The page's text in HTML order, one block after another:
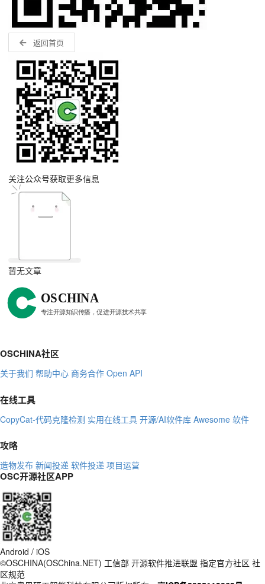
返回首页
关注公众号获取更多信息
暂无文章
OSCHINA社区
关于我们 帮助中心 商务合作 Open API
在线工具
CopyCat-代码克隆检测 实用在线工具 开源/AI软件库 Awesome 软件
攻略
造物发布 新闻投递 软件投递 项目运营
OSC开源社区APP
Android / iOS
©OSCHINA(OSChina.NET) 工信部 开源软件推进联盟 指定官方社区 社
区规范